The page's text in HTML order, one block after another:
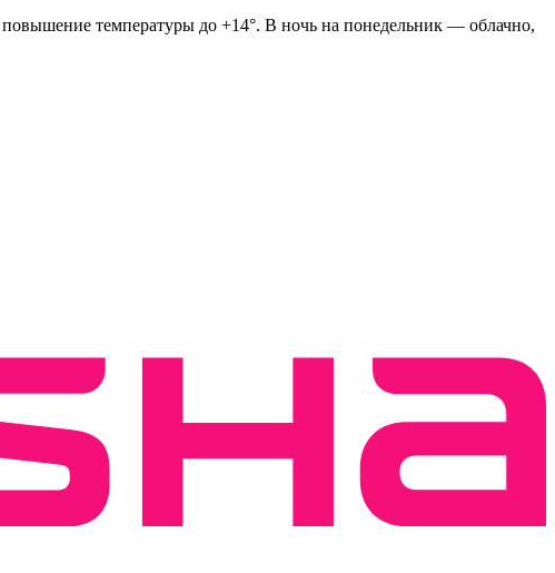
повышение температуры до +14°. В ночь на понедельник — облачно,